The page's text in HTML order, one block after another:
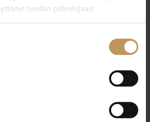
heidän palvelujaan.
PMS väreissä